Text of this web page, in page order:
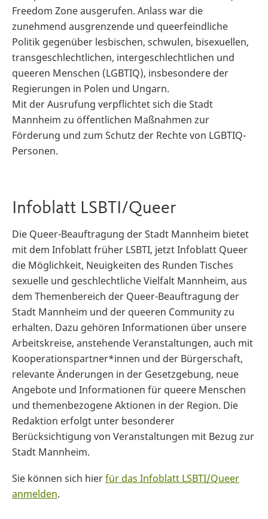
Freedom Zone ausgerufen. Anlass war die
zunehmend ausgrenzende und queerfeindliche
Politik gegenüber lesbischen, schwulen, bisexuellen,
transgeschlechtlichen, intergeschlechtlichen und
queeren Menschen (LGBTIQ), insbesondere der
Regierungen in Polen und Ungarn.
Mit der Ausrufung verpflichtet sich die Stadt
Mannheim zu öffentlichen Maßnahmen zur
Förderung und zum Schutz der Rechte von LGBTIQ-
Personen.
Infoblatt LSBTI/Queer
Die Queer-Beauftragung der Stadt Mannheim bietet
mit dem Infoblatt früher LSBTI, jetzt Infoblatt Queer
die Möglichkeit, Neuigkeiten des Runden Tisches
sexuelle und geschlechtliche Vielfalt Mannheim, aus
dem Themenbereich der Queer-Beauftragung der
Stadt Mannheim und der queeren Community zu
erhalten. Dazu gehören Informationen über unsere
Arbeitskreise, anstehende Veranstaltungen, auch mit
Kooperationspartner*innen und der Bürgerschaft,
relevante Änderungen in der Gesetzgebung, neue
Angebote und Informationen für queere Menschen
und themenbezogene Aktionen in der Region. Die
Redaktion erfolgt unter besonderer
Berücksichtigung von Veranstaltungen mit Bezug zur
Stadt Mannheim.
Sie können sich hierfür das Infoblatt LSBTI/Queer
anmelden.